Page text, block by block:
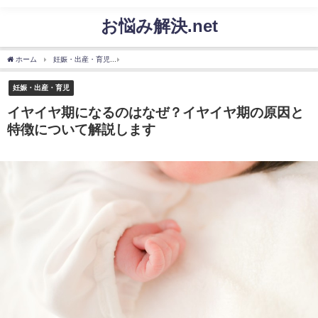
お悩み解決.net
ホーム 妊娠・出産・育児
妊娠・出産・育児
イヤイヤ期になるのはなぜ？イヤイヤ期の原因と
特徴について解説します